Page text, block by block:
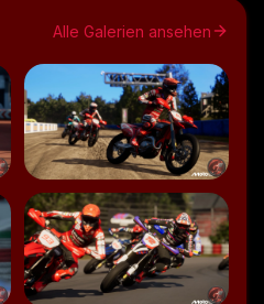
für euch.
und herzlich willkommen, hier
wieder ein Motorradspiel!
wir beim Milestone den
wie könnte es
Alle Galerien ansehen